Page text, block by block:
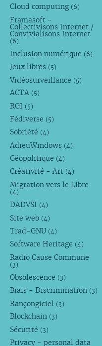
Cloud computing (6)
Framasoft -
Collectivisons Internet /
Convivialisons Internet
(6)
Inclusion numérique (6)
Jeux libres (5)
Vidéosurveillance (5)
ACTA (5)
RGI (5)
Fédiverse (5)
Sobriété (4)
AdieuWindows (4)
Géopolitique (4)
Créativité - Art (4)
Migration vers le Libre
(4)
DADVSI (4)
Site web (4)
Trad-GNU (4)
Software Heritage (4)
Radio Cause Commune
(3)
Obsolescence (3)
Biais - Discrimination (3)
Rançongiciel (3)
Blockchain (3)
Sécurité (3)
Privacy - personal data